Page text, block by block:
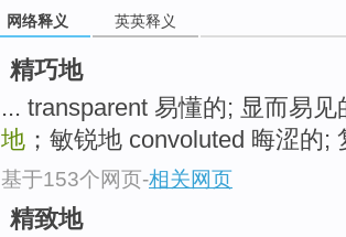
网络释义 英英释义
精巧地
... transparent 易懂的; 显而易
地 ；敏锐地 convoluted 晦涩的;
基于153个网页-相关网页
精致地